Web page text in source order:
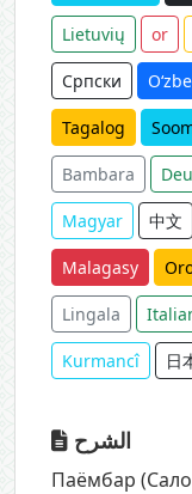
Lietuvių or
Српски
Tagalog
Bambara
Magyar 中文
Malagasy
Lingala
Kurmancî 日
الشرح
Паёмбар